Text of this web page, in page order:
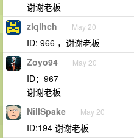
谢谢老板
zlqlhch May 20
ID: 966 ，谢谢老板
Zoyo94 May 20
ID：967
谢谢老板
NillSpake May 20
ID:194 谢谢老板